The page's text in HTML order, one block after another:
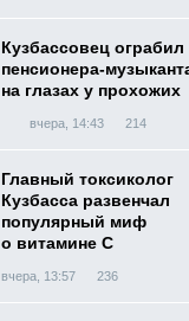
Кузбассовец ограбил
пенсионера-
на глазах у прохожих
вчера, 14:43 214
Главный токсиколог
Кузбасса развенчал
популярный миф
о витамине С
вчера, 13:57 236